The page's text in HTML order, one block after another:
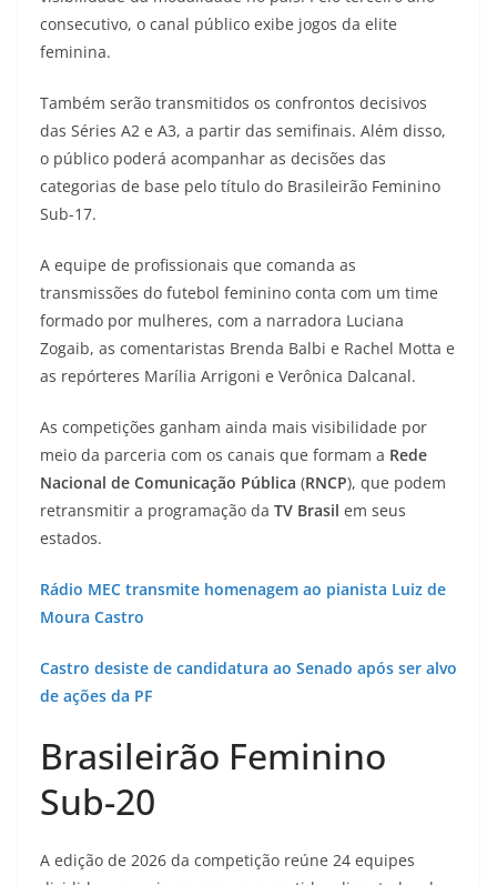
consecutivo, o canal público exibe jogos da elite
feminina.
Também serão transmitidos os confrontos decisivos
das Séries A2 e A3, a partir das semifinais. Além disso,
o público poderá acompanhar as decisões das
categorias de base pelo título do Brasileirão Feminino
Sub-17.
A equipe de profissionais que comanda as
transmissões do futebol feminino conta com um time
formado por mulheres, com a narradora Luciana
Zogaib, as comentaristas Brenda Balbi e Rachel Motta e
as repórteres Marília Arrigoni e Verônica Dalcanal.
As competições ganham ainda mais visibilidade por
meio da parceria com os canais que formam a Rede
Nacional de Comunicação Pública (RNCP), que podem
retransmitir a programação da TV Brasil em seus
estados.
Rádio MEC transmite homenagem ao pianista Luiz de
Moura Castro
Castro desiste de candidatura ao Senado após ser alvo
de ações da PF
Brasileirão Feminino
Sub-20
A edição de 2026 da competição reúne 24 equipes